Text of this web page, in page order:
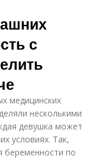
с
медицинских
несколькими
девушка может
условиях. Так,
беременности по